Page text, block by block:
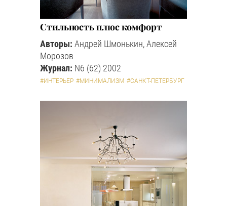
Стильность плюс комфорт
Авторы: Андрей Шмонькин, Алексей
Морозов
Журнал: N6 (62) 2002
#ИНТЕРЬЕР #МИНИМАЛИЗМ #САНКТ-ПЕТЕРБУРГ